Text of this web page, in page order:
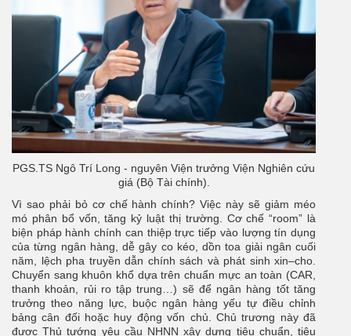
PGS.TS Ngô Trí Long - nguyên Viện trưởng Viện Nghiên cứu
giá (Bộ Tài chính).
Vì sao phải bỏ cơ chế hành chính? Việc này sẽ giảm méo
mó phân bổ vốn, tăng kỷ luật thị trường. Cơ chế “room” là
biện pháp hành chính can thiệp trực tiếp vào lượng tín dụng
của từng ngân hàng, dễ gây co kéo, dồn toa giải ngân cuối
năm, lệch pha truyền dẫn chính sách và phát sinh xin–cho.
Chuyển sang khuôn khổ dựa trên chuẩn mực an toàn (CAR,
thanh khoản, rủi ro tập trung…) sẽ để ngân hàng tốt tăng
trưởng theo năng lực, buộc ngân hàng yếu tự điều chỉnh
bảng cân đối hoặc huy động vốn chủ. Chủ trương này đã
được Thủ tướng yêu cầu NHNN xây dựng tiêu chuẩn, tiêu